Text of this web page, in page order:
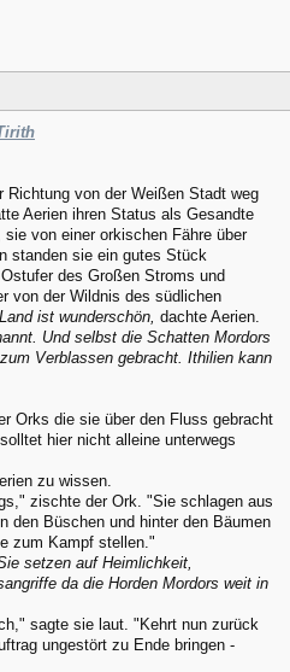
Richtung von der Weißen Stadt weg
Aerien ihren Status als Gesandte
von einer orkischen Fähre über
standen sie ein gutes Stück
des Großen Stroms und
von der Wildnis des südlichen
ist wunderschön, dachte Aerien.
Und selbst die Schatten Mordors
Verblassen gebracht. Ithilien kann
Orks die sie über den Fluss gebracht
hier nicht alleine unterwegs
zu wissen.
zischte der Ork. "Sie schlagen aus
den Büschen und hinter den Bäumen
zum Kampf stellen."
setzen auf Heimlichkeit,
da die Horden Mordors weit in
sagte sie laut. "Kehrt nun zurück
ungestört zu Ende bringen -